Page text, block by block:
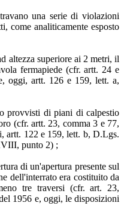
una serie di violazioni
come analiticamente esposto
altezza superiore ai 2 metri, il
fermapiede (cfr. artt. 24 e
oggi, artt. 126 e 159, lett. a,
provvisti di piani di calpestio
(cfr. artt. 23, comma 3 e 77,
artt. 122 e 159, lett. b, D.Lgs.
punto 2) ;
di un'apertura presente sul
dell'interrato era costituito da
tre traversi (cfr. art. 23,
1956 e, oggi, le disposizioni